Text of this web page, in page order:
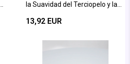
la Suavidad del Terciopelo y la
Amazonita en Forma de Esfera
13,92 EUR